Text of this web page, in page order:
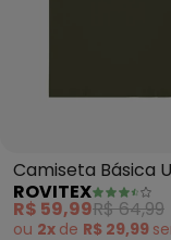
Camiseta Básica
(Verde)
ROVITEX
R$ 59,99R$ 64,99
ou 2x de R$ 29,99